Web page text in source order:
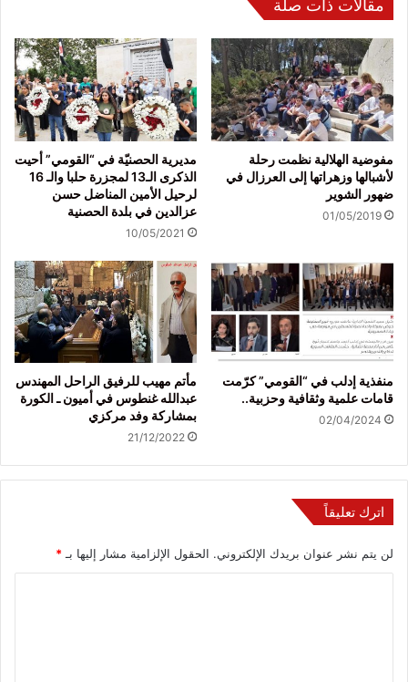
مقالات ذات صلة
مفوضية الهلالية نظمت رحلة
لأشبالها وزهراتها إلى العرزال في
ضهور الشوير
01/05/2019
مديرية الحصنيّة في “القومي” أحيت
الذكرى الـ13 لمجزرة حلبا والـ 16
لرحيل الأمين المناضل حسن
عزالدين في بلدة الحصنية
10/05/2021
منفذية إدلب في “القومي” كرّمت
قامات علمية وثقافية وحزبية..
02/04/2024
مأتم مهيب للرفيق الراحل المهندس
عبدالله غنطوس في أميون ـ الكورة
بمشاركة وفد مركزي
21/12/2022
اترك تعليقاً
لن يتم نشر عنوان بريدك الإلكتروني. الحقول الإلزامية مشار إليها بـ*